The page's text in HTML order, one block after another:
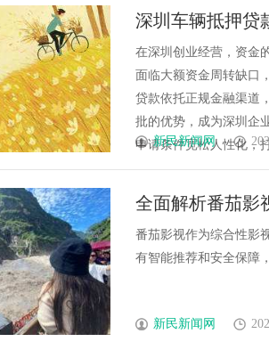
深圳车辆抵押贷
在深圳创业经营，资金
面临大额资金周转缺口
贷款依托正规金融渠道
批的优势，成为深圳企
申请条件宽松人性化，
新民新闻网
全面解析番茄影
番茄影视作为综合性影
有智能推荐和安全保障
新民新闻网